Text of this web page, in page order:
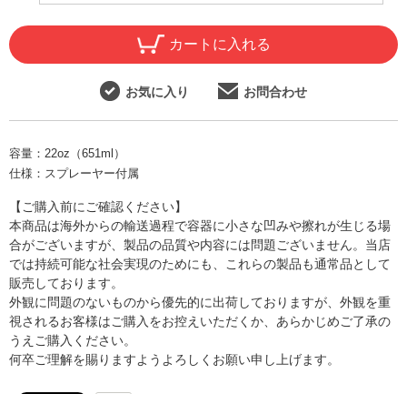
カートに入れる
お気に入り お問合わせ
容量： 22oz（651ml）
仕様： スプレーヤー付属
【ご購入前にご確認ください】
本商品は海外からの輸送過程で容器に小さな凹みや擦れが生じる場
合がございますが、製品の品質や内容には問題ございません。当店
では持続可能な社会実現のためにも、これらの製品も通常品として
販売しております。
外観に問題のないものから優先的に出荷しておりますが、外観を重
視されるお客様はご購入をお控えいただくか、あらかじめご了承の
うえご購入ください。
何卒ご理解を賜りますようよろしくお願い申し上げます。